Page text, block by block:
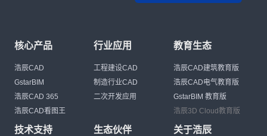
核心产品
浩辰CAD
GstarBIM
浩辰CAD 365
浩辰CAD看图王
行业应用
工程建设CAD
制造行业CAD
二次开发应用
教育生态
浩辰CAD建筑教育版
浩辰CAD电气教育版
GstarBIM 教育版
浩辰3D Cloud教育版
技术支持 生态伙伴 关于浩辰